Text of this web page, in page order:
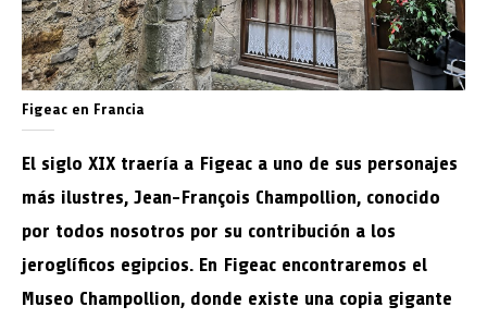
Figeac en Francia
El siglo XIX traería a Figeac a uno de sus personajes
más ilustres, Jean-François Champollion, conocido
por todos nosotros por su contribución a los
jeroglíficos egipcios. En Figeac encontraremos el
Museo Champollion, donde existe una copia gigante